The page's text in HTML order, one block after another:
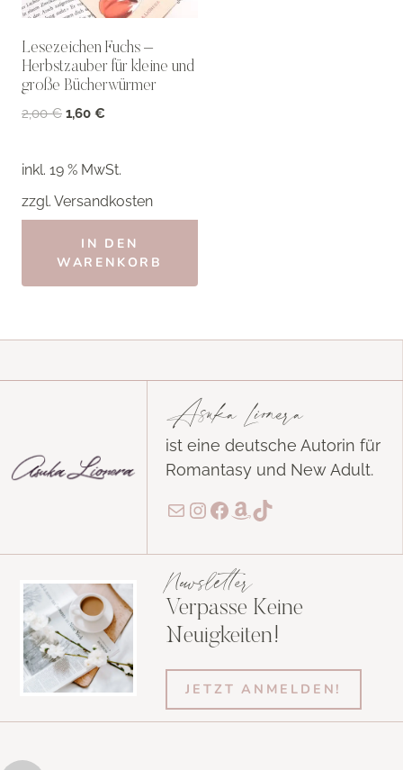
Lesezeichen Fuchs –
Herbstzauber für kleine und
große Bücherwürmer
2,00€ Ursprünglicher
2,00 €
1,60 €
1,60 €.
inkl. 19 % MwSt.
zzgl. Versandkosten
IN DEN
WARENKORB
Asuka Lionera
ist eine deutsche Autorin für
Romantasy und New Adult.
E-MailInstagram
Facebook
Amazon
TikTok
Newsletter
Verpasse Keine
Neuigkeiten!
JETZT ANMELDEN!